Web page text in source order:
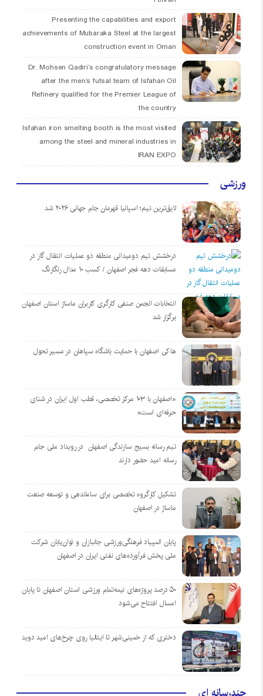
Presenting the capabilities and export
achievements of Mubaraka Steel at the largest
construction event in Oman
Dr. Mohsen Qadiri’s congratulatory message
after the men’s futsal team of Isfahan Oil
Refinery qualified for the Premier League of
the country
Isfahan iron smelting booth is the most visited
among the steel and mineral industries in
IRAN EXPO
ورزشی
لایق‌ترین تیم؛ اسپانیا قهرمان جام جهانی ۲۰۲۶ شد
درخشش تیم دومیدانی منطقه دو عملیات انتقال گاز در
مسابقات دهه فجر اصفهان / کسب ۱۰ مدال رنگارنگ
انتخابات انجمن صنفی کارگری کاربران ماساژ استان اصفهان
برگزار شد
هاکی اصفهان با حمایت باشگاه سپاهان در مسیر تحول
«اصفهان با ۱۰۳ مرکز تخصصی، قطب اول ایران در شنای
حرفه‌ای است»
تیم رسانه بسیج سازندگی اصفهان در رویداد ملی جام
رسانه امید حضور دارند
تشکیل کارگروه تخصصی برای ساماندهی و توسعه صنعت
ماساژ در اصفهان
پایان المپیاد فرهنگی‌ورزشی جانبازان و توان‌یابان شرکت
ملی پخش فرآورده‌های نفتی ایران در اصفهان
۵۰ درصد پروژه‌های نیمه‌تمام ورزشی استان اصفهان تا پایان
امسال افتتاح می‌شود
دختری که از خمینی‌شهر تا ایتالیا روی چرخ‌های امید دوید